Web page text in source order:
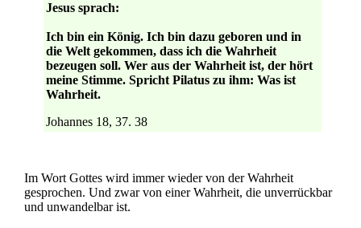
Jesus sprach:
Ich bin ein König. Ich bin dazu geboren und in
die Welt gekommen, dass ich die Wahrheit
bezeugen soll. Wer aus der Wahrheit ist, der hört
meine Stimme. Spricht Pilatus zu ihm: Was ist
Wahrheit.
Johannes 18, 37. 38
Im Wort Gottes wird immer wieder von der Wahrheit
gesprochen. Und zwar von einer Wahrheit, die unverrückbar
und unwandelbar ist.